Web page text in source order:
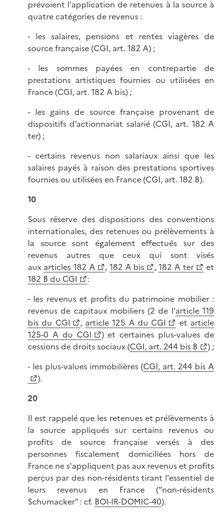
prévoient l'application de retenues à la source à
quatre catégories de revenus :
- les salaires, pensions et rentes viagères de
source française (CGI, art. 182 A) ;
- les sommes payées en contrepartie de
prestations artistiques fournies ou utilisées en
France (CGI, art. 182 A bis) ;
- les gains de source française provenant de
dispositifs d’actionnariat salarié (CGI, art. 182 A
ter) ;
- certains revenus non salariaux ainsi que les
salaires payés à raison des prestations sportives
fournies ou utilisées en France (CGI, art. 182 B).
10
Sous réserve des dispositions des conventions
internationales, des retenues ou prélèvements à
la source sont également effectués sur des
revenus autres que ceux qui sont visés
aux articles 182 A , 182 A bis ,182 A ter
et
182 B du CGI
:
- les revenus et profits du patrimoine mobilier :
revenus de capitaux mobiliers (2 de l'article 119
bis du CGI
, article 125 A du CGI et article
125-0 A du CGI
) et certaines plus-values de
cessions de droits sociaux (CGI, art. 244 bis B
) ;
- les plus-values immobilières (CGI, art. 244 bis A
).
20
Il est rappelé que les retenues et prélèvements à
la source appliqués sur certains revenus ou
profits de source française versés à des
personnes fiscalement domiciliées hors de
France ne s'appliquent pas aux revenus et profits
perçus par des non-résidents tirant l'essentiel de
leurs revenus en France ("non-résidents
Schumacker" : cf. BOI-IR-DOMIC-40).